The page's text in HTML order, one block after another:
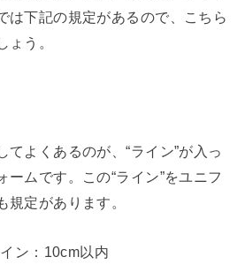
は下記の規定があるので、こちら
ょう。
てよくあるのが、“ライン”が入っ
ームです。この“ライン”をユニフ
規定があります。
ン：10cm以内